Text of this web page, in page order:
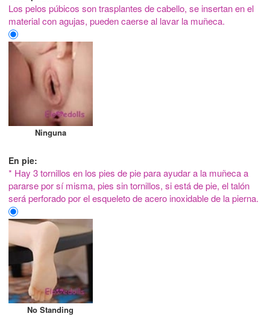
Los pelos púbicos son trasplantes de cabello, se insertan en el
material con agujas, pueden caerse al lavar la muñeca.
Ninguna
En pie:
* Hay 3 tornillos en los pies de pie para ayudar a la muñeca a
pararse por sí misma, pies sin tornillos, si está de pie, el talón
será perforado por el esqueleto de acero inoxidable de la pierna.
No Standing